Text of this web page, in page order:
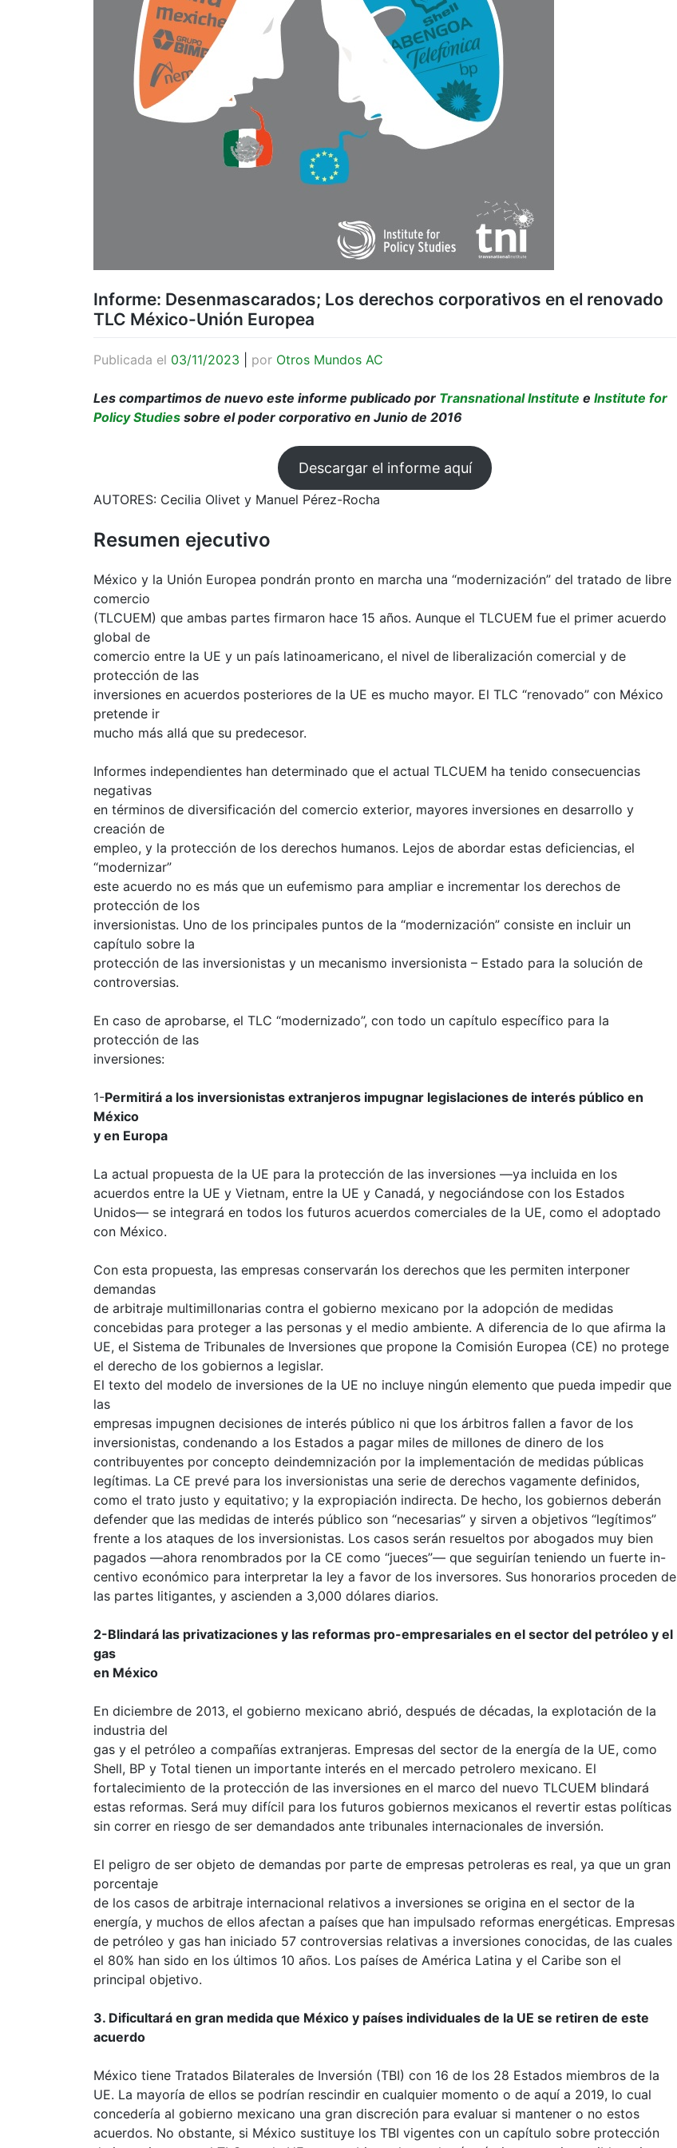
Informe: Desenmascarados; Los derechos corporativos en el renovado
TLC México-Unión Europea
Publicada el 03/11/2023 por Otros Mundos AC
Les compartimos de nuevo este informe publicado por Transnational Institute e Institute for
Policy Studies sobre el poder corporativo en Junio de 2016
Descargar el informe aquí
AUTORES: Cecilia Olivet y Manuel Pérez-Rocha
Resumen ejecutivo
México y la Unión Europea pondrán pronto en marcha una “modernización” del tratado de libre
comercio
(TLCUEM) que ambas partes firmaron hace 15 años. Aunque el TLCUEM fue el primer acuerdo
global de
comercio entre la UE y un país latinoamericano, el nivel de liberalización comercial y de
protección de las
inversiones en acuerdos posteriores de la UE es mucho mayor. El TLC “renovado” con México
pretende ir
mucho más allá que su predecesor.
Informes independientes han determinado que el actual TLCUEM ha tenido consecuencias
negativas
en términos de diversificación del comercio exterior, mayores inversiones en desarrollo y
creación de
empleo, y la protección de los derechos humanos. Lejos de abordar estas deficiencias, el
“modernizar”
este acuerdo no es más que un eufemismo para ampliar e incrementar los derechos de
protección de los
inversionistas. Uno de los principales puntos de la “modernización” consiste en incluir un
capítulo sobre la
protección de las inversionistas y un mecanismo inversionista – Estado para la solución de
controversias.
En caso de aprobarse, el TLC “modernizado”, con todo un capítulo específico para la
protección de las
inversiones:
1-Permitirá a los inversionistas extranjeros impugnar legislaciones de interés público en
México
y en Europa
La actual propuesta de la UE para la protección de las inversiones —ya incluida en los
acuerdos entre la UE y Vietnam, entre la UE y Canadá, y negociándose con los Estados
Unidos― se integrará en todos los futuros acuerdos comerciales de la UE, como el adoptado
con México.
Con esta propuesta, las empresas conservarán los derechos que les permiten interponer
demandas
de arbitraje multimillonarias contra el gobierno mexicano por la adopción de medidas
concebidas para proteger a las personas y el medio ambiente. A diferencia de lo que afirma la
UE, el Sistema de Tribunales de Inversiones que propone la Comisión Europea (CE) no protege
el derecho de los gobiernos a legislar.
El texto del modelo de inversiones de la UE no incluye ningún elemento que pueda impedir que
las
empresas impugnen decisiones de interés público ni que los árbitros fallen a favor de los
inversionistas, condenando a los Estados a pagar miles de millones de dinero de los
contribuyentes por concepto deindemnización por la implementación de medidas públicas
legítimas. La CE prevé para los inversionistas una serie de derechos vagamente definidos,
como el trato justo y equitativo; y la expropiación indirecta. De hecho, los gobiernos deberán
defender que las medidas de interés público son “necesarias” y sirven a objetivos “legítimos”
frente a los ataques de los inversionistas. Los casos serán resueltos por abogados muy bien
pagados ―ahora renombrados por la CE como “jueces”― que seguirían teniendo un fuerte in-
centivo económico para interpretar la ley a favor de los inversores. Sus honorarios proceden de
las partes litigantes, y ascienden a 3,000 dólares diarios.
2-Blindará las privatizaciones y las reformas pro-empresariales en el sector del petróleo y el
gas
en México
En diciembre de 2013, el gobierno mexicano abrió, después de décadas, la explotación de la
industria del
gas y el petróleo a compañías extranjeras. Empresas del sector de la energía de la UE, como
Shell, BP y Total tienen un importante interés en el mercado petrolero mexicano. El
fortalecimiento de la protección de las inversiones en el marco del nuevo TLCUEM blindará
estas reformas. Será muy difícil para los futuros gobiernos mexicanos el revertir estas políticas
sin correr en riesgo de ser demandados ante tribunales internacionales de inversión.
El peligro de ser objeto de demandas por parte de empresas petroleras es real, ya que un gran
porcentaje
de los casos de arbitraje internacional relativos a inversiones se origina en el sector de la
energía, y muchos de ellos afectan a países que han impulsado reformas energéticas. Empresas
de petróleo y gas han iniciado 57 controversias relativas a inversiones conocidas, de las cuales
el 80% han sido en los últimos 10 años. Los países de América Latina y el Caribe son el
principal objetivo.
3. Dificultará en gran medida que México y países individuales de la UE se retiren de este
acuerdo
México tiene Tratados Bilaterales de Inversión (TBI) con 16 de los 28 Estados miembros de la
UE. La mayoría de ellos se podrían rescindir en cualquier momento o de aquí a 2019, lo cual
concedería al gobierno mexicano una gran discreción para evaluar si mantener o no estos
acuerdos. No obstante, si México sustituye los TBI vigentes con un capítulo sobre protección